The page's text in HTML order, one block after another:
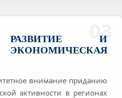
03
И
ЭКОНОМИЧЕСКАЯ
внимание приданию
активности в регионах